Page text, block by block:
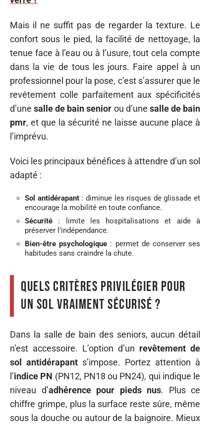
Mais il ne suffit pas de regarder la texture. Le
confort sous le pied, la facilité de nettoyage, la
tenue face à l’eau ou à l’usure, tout cela compte
dans la vie de tous les jours. Faire appel à un
professionnel pour la pose, c’est s’assurer que le
revêtement colle parfaitement aux spécificités
d’unesalle de bain senior ou d’une salle de bain
pmr, et que la sécurité ne laisse aucune place à
l’imprévu.
Voici les principaux bénéfices à attendre d’un sol
adapté :
Sol antidérapant: diminue les risques de glissade et
encourage la mobilité en toute confiance.
Sécurité : limite les hospitalisations et aide à
préserver l’indépendance.
Bien-être psychologique : permet de conserver ses
habitudes sans craindre la chute.
Quels critères privilégier pour
un sol vraiment sécurisé ?
Dans la salle de bain des seniors, aucun détail
n’est accessoire. L’option d’un revêtement de
sol antidérapant s’impose. Portez attention à
l’indice PN (PN12, PN18 ou PN24), qui indique le
niveau d’adhérence pour pieds nus. Plus ce
chiffre grimpe, plus la surface reste sûre, même
sous la douche ou autour de la baignoire. Mieux